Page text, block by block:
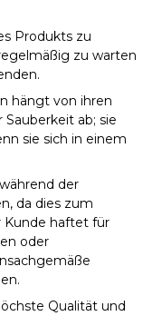
Produkts zu
zu warten
hängt von ihren
ab; sie
sie sich in einem
der
da dies zum
Kunde haftet für
oder
Qualität und